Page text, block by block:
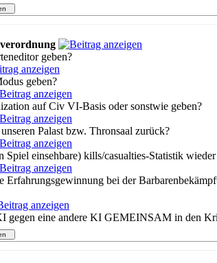
geben?
geben?
auf Civ VI-Basis oder sonstwie geben?
Palast bzw. Thronsaal zurück?
Spiel einsehbare) kills/casualties-Statistik wieder
Erfahrungsgewinnung bei der
gegen eine andere KI GEMEINSAM in den